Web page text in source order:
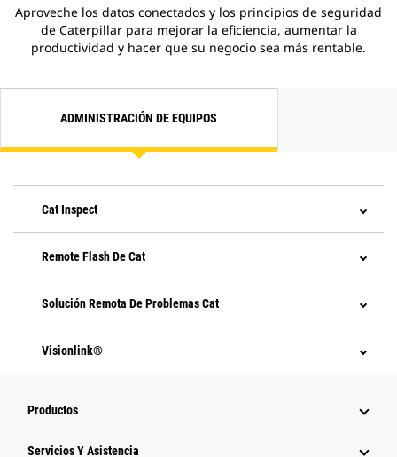
Aproveche los datos conectados y los principios de seguridad
de Caterpillar para mejorar la eficiencia, aumentar la
productividad y hacer que su negocio sea más rentable.
ADMINISTRACIÓN DE EQUIPOS
Cat Inspect
Remote Flash De Cat
Solución Remota De Problemas Cat
Visionlink®
Productos
Servicios Y Asistencia